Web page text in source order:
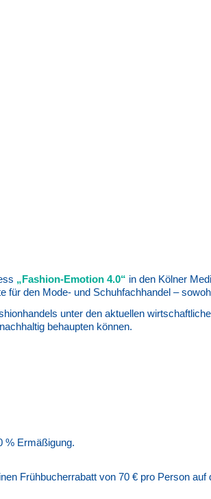
„Fashion-Emotion 4.0“ in den Kölner
den Mode- und Schuhfachhandel –
unter den aktuellen
behaupten können.
% Ermäßigung.
Frühbucherrabatt von 70 € pro Person auf